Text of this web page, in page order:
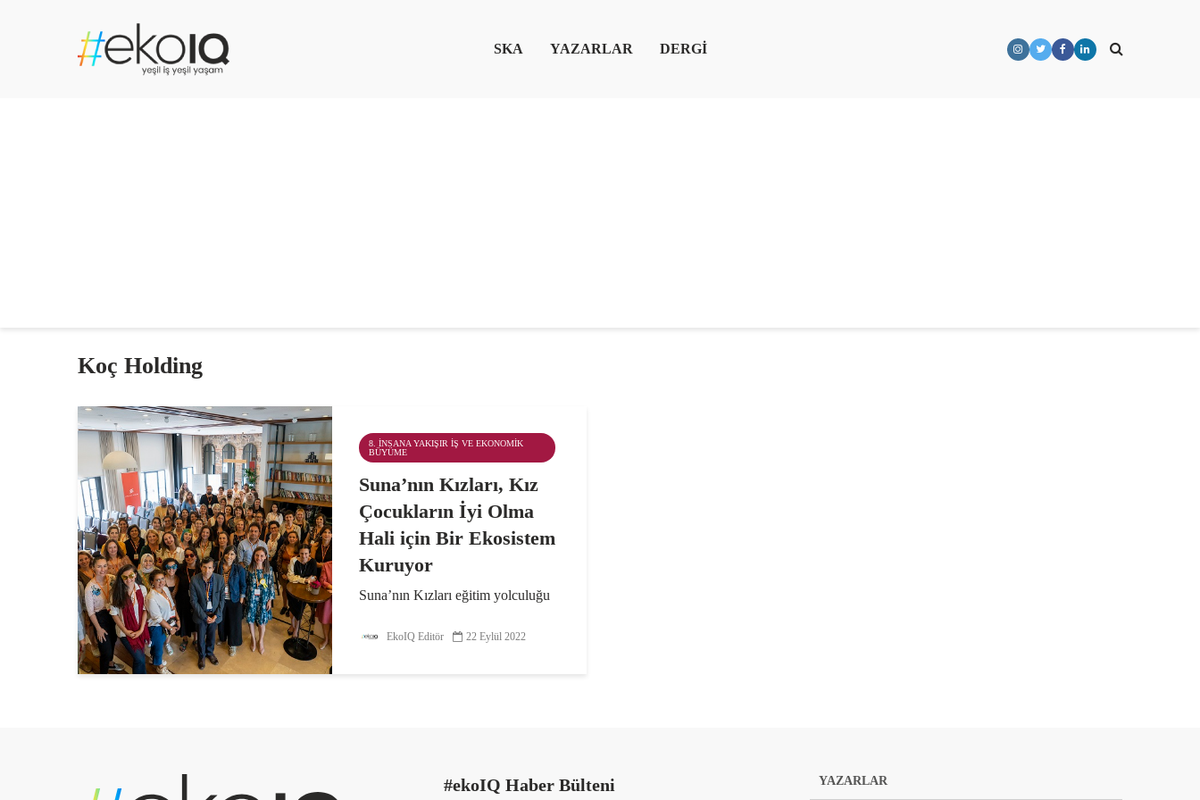
SKA YAZARLAR DERGİ
Koç Holding
8. İNSANA YAKIŞIR İŞ VE EKONOMIK
BÜYÜME
Suna’nın Kızları, Kız
Çocukların İyi Olma
Hali için Bir Ekosistem
Kuruyor
Suna’nın Kızları eğitim yolculuğu
Holding Yönetim Kurulu Üyesi
EkoIQ Editör 22 Eylül 2022
#ekoIQ Haber Bülteni YAZARLAR